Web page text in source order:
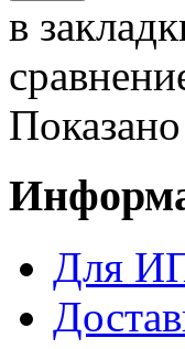
в
Для